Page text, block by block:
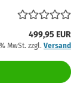
499,95 EUR
MwSt. zzgl. Versand